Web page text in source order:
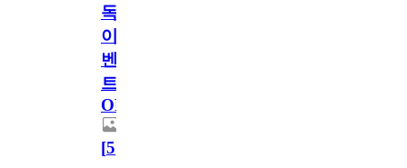
독
이
벤
트
OPEN!
[5]